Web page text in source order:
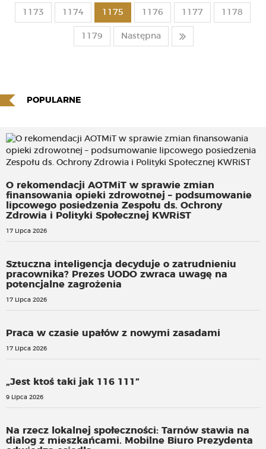
1173 1174 1175 1176 1177 1178
1179 Następna
POPULARNE
O rekomendacji AOTMiT w sprawie zmian
finansowania opieki zdrowotnej – podsumowanie
lipcowego posiedzenia Zespołu ds. Ochrony
Zdrowia i Polityki Społecznej KWRiST
17 Lipca 2026
Sztuczna inteligencja decyduje o zatrudnieniu
pracownika? Prezes UODO zwraca uwagę na
potencjalne zagrożenia
17 Lipca 2026
Praca w czasie upałów z nowymi zasadami
17 Lipca 2026
„Jest ktoś taki jak 116 111”
9 Lipca 2026
Na rzecz lokalnej społeczności: Tarnów stawia na
dialog z mieszkańcami. Mobilne Biuro Prezydenta